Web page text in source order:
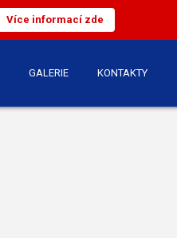
Více informací zde
GALERIE KONTAKTY